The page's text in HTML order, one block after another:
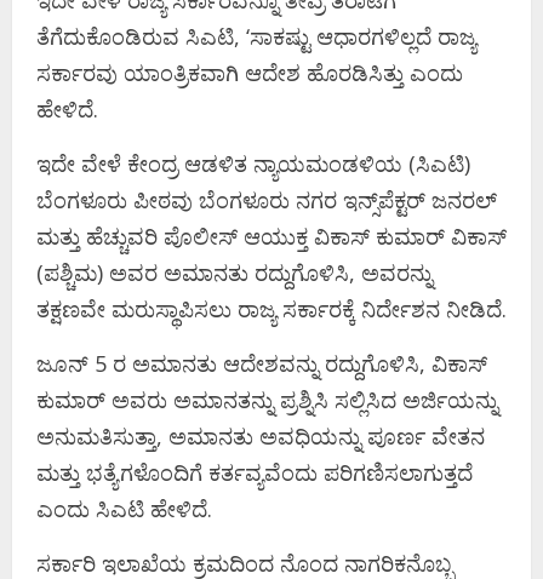
ತೆಗೆದುಕೊಂಡಿರುವ ಸಿಎಟಿ, ‘ಸಾಕಷ್ಟು ಆಧಾರಗಳಿಲ್ಲದೆ ರಾಜ್ಯ
ಸರ್ಕಾರವು ಯಾಂತ್ರಿಕವಾಗಿ ಆದೇಶ ಹೊರಡಿಸಿತ್ತು ಎಂದು
ಹೇಳಿದೆ.
ಇದೇ ವೇಳೆ ಕೇಂದ್ರ ಆಡಳಿತ ನ್ಯಾಯಮಂಡಳಿಯ (ಸಿಎಟಿ)
ಬೆಂಗಳೂರು ಪೀಠವು ಬೆಂಗಳೂರು ನಗರ ಇನ್ಸ್‌ಪೆಕ್ಟರ್ ಜನರಲ್
ಮತ್ತು ಹೆಚ್ಚುವರಿ ಪೊಲೀಸ್ ಆಯುಕ್ತ ವಿಕಾಸ್ ಕುಮಾರ್ ವಿಕಾಸ್
(ಪಶ್ಚಿಮ) ಅವರ ಅಮಾನತು ರದ್ದುಗೊಳಿಸಿ, ಅವರನ್ನು
ತಕ್ಷಣವೇ ಮರುಸ್ಥಾಪಿಸಲು ರಾಜ್ಯ ಸರ್ಕಾರಕ್ಕೆ ನಿರ್ದೇಶನ ನೀಡಿದೆ.
ಜೂನ್ 5 ರ ಅಮಾನತು ಆದೇಶವನ್ನು ರದ್ದುಗೊಳಿಸಿ, ವಿಕಾಸ್
ಕುಮಾರ್ ಅವರು ಅಮಾನತನ್ನು ಪ್ರಶ್ನಿಸಿ ಸಲ್ಲಿಸಿದ ಅರ್ಜಿಯನ್ನು
ಅನುಮತಿಸುತ್ತಾ, ಅಮಾನತು ಅವಧಿಯನ್ನು ಪೂರ್ಣ ವೇತನ
ಮತ್ತು ಭತ್ಯೆಗಳೊಂದಿಗೆ ಕರ್ತವ್ಯವೆಂದು ಪರಿಗಣಿಸಲಾಗುತ್ತದೆ
ಎಂದು ಸಿಎಟಿ ಹೇಳಿದೆ.
ಸರ್ಕಾರಿ ಇಲಾಖೆಯ ಕ್ರಮದಿಂದ ನೊಂದ ನಾಗರಿಕನೊಬ್ಬ